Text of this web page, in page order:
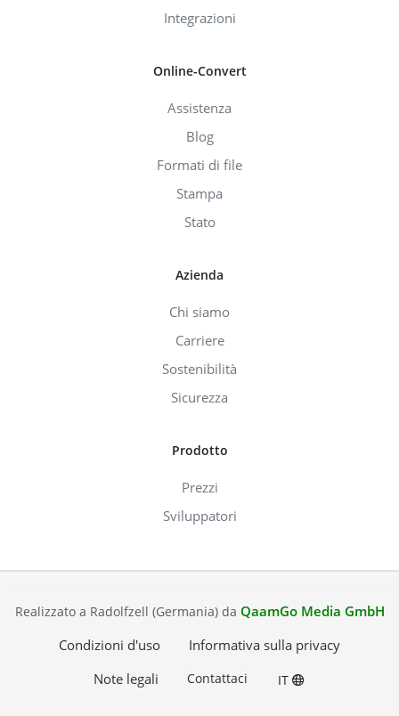
Integrazioni
Online-Convert
Assistenza
Blog
Formati di file
Stampa
Stato
Azienda
Chi siamo
Carriere
Sostenibilità
Sicurezza
Prodotto
Prezzi
Sviluppatori
Realizzato a Radolfzell (Germania) da QaamGo Media GmbH
Condizioni d'uso
Informativa sulla privacy
Note legali
Contattaci IT